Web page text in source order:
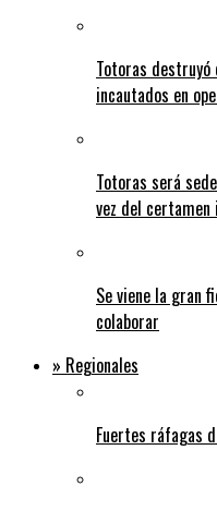
Totoras destruyó
incautados en
Totoras será
vez del
Se viene la gran
colaborar
» Regionales
Fuertes ráfagas